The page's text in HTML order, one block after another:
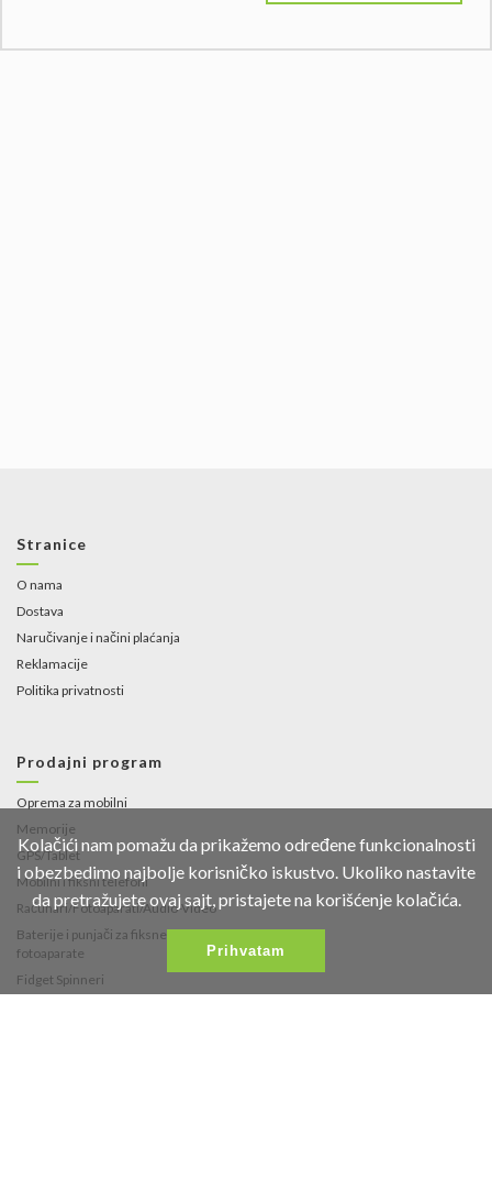
Stranice
O nama
Dostava
Naručivanje i načini plaćanja
Reklamacije
Politika privatnosti
Prodajni program
Oprema za mobilni
Memorije
GPS/Tablet
Mobilni i fiksni telefoni
Računari/Fotoaparati/Audio-Video
Baterije i punjači za fiksne telefone i
fotoaparate
Fidget Spinneri
Kolačići nam pomažu da prikažemo određene funkcionalnosti
i obezbedimo najbolje korisničko iskustvo. Ukoliko nastavite
da pretražujete ovaj sajt, pristajete na korišćenje kolačića.
Prihvatam